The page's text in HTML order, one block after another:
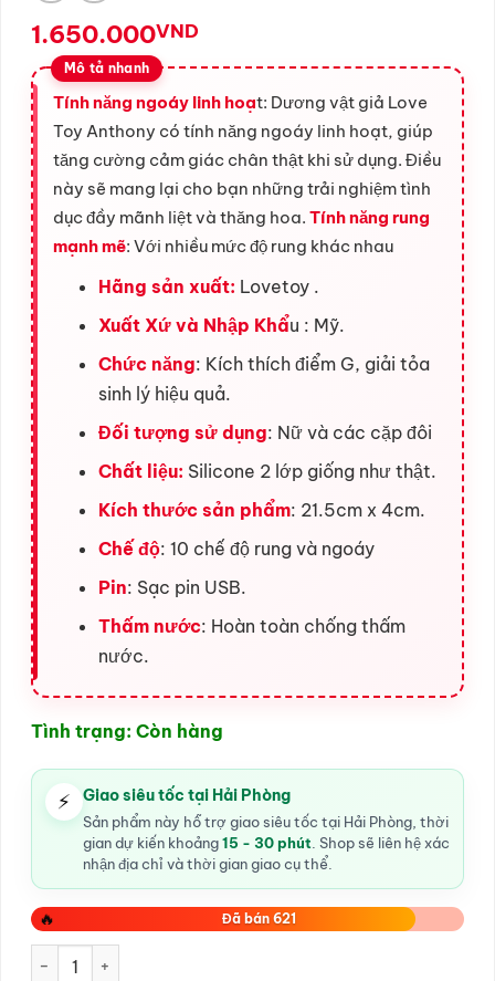
1.650.000VND
Tính năng ngoáy linh hoạt: Dương vật giả Love
Toy Anthony có tính năng ngoáy linh hoạt, giúp
tăng cường cảm giác chân thật khi sử dụng. Điều
này sẽ mang lại cho bạn những trải nghiệm tình
dục đầy mãnh liệt và thăng hoa. Tính năng rung
mạnh mẽ: Với nhiều mức độ rung khác nhau
Hãng sản xuất: Lovetoy .
Xuất Xứ và Nhập Khẩu : Mỹ.
Chức năng: Kích thích điểm G, giải tỏa
sinh lý hiệu quả.
Đối tượng sử dụng: Nữ và các cặp đôi
Chất liệu: Silicone 2 lớp giống như thật.
Kích thước sản phẩm: 21.5cm x 4cm.
Chế độ: 10 chế độ rung và ngoáy
Pin: Sạc pin USB.
Thấm nước: Hoàn toàn chống thấm
nước.
Tình trạng: Còn hàng
⚡ Giao siêu tốc tại Hải Phòng
Sản phẩm này hỗ trợ giao siêu tốc tại Hải Phòng, thời
gian dự kiến khoảng15 - 30 phút . Shop sẽ liên hệ xác
nhận địa chỉ và thời gian giao cụ thể.
🔥 Đã bán 621